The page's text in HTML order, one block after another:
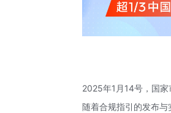
2025年1月14号，国家
随着合规指引的发布与